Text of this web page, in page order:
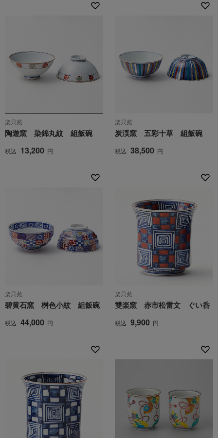
楽只苑
陶遊窯 染錦丸紋 組飯碗
税込 13,200 円
楽只苑
炭渓窯 五彩十草 組飯碗
税込 38,500 円
楽只苑
碧黄石窯 桝色小紋 組飯碗
税込 44,000 円
楽只苑
雙楽窯 赤市松雷文 ぐい呑
税込 9,900 円